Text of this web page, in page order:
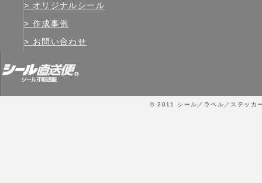
オリジナルシール
作成事例
お問い合わせ
© 2011 シール／ラベル／ステッカ